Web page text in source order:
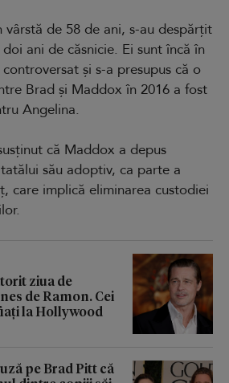
vârstă de 58 de ani, s-au despărțit
ani de căsnicie. Ei sunt încă în
și s-a presupus că o
Brad și Maddox în 2016 a fost
Angelina.
că Maddox a depus
său adoptiv, ca parte a
care implică eliminarea custodiei
ziua de
de Ramon. Cei
la Hollywood
pe Brad Pitt că